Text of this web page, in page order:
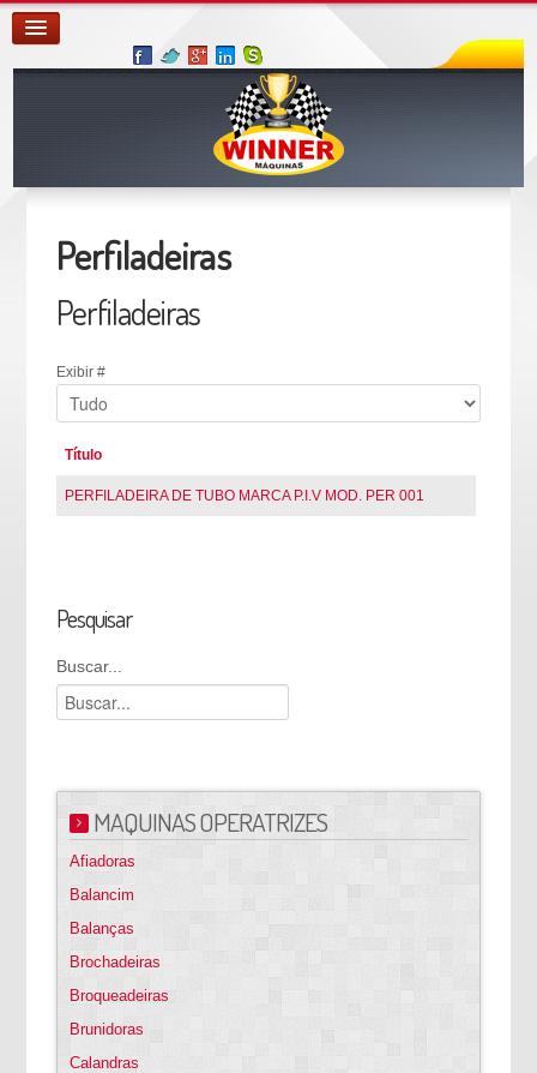
Perfiladeiras
Perfiladeiras
Exibir #
Título
PERFILADEIRA DE TUBO MARCA P.I.V MOD. PER 001
Pesquisar
Buscar...
MAQUINAS OPERATRIZES
Afiadoras
Balancim
Balanças
Brochadeiras
Broqueadeiras
Brunidoras
Calandras